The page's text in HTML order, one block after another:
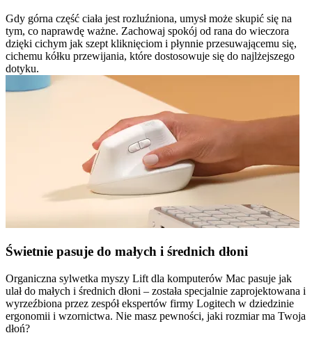
Gdy górna część ciała jest rozluźniona, umysł może skupić się na
tym, co naprawdę ważne. Zachowaj spokój od rana do wieczora
dzięki cichym jak szept kliknięciom i płynnie przesuwającemu się,
cichemu kółku przewijania, które dostosowuje się do najlżejszego
dotyku.
Świetnie pasuje do małych i średnich dłoni
Organiczna sylwetka myszy Lift dla komputerów Mac pasuje jak
ulał do małych i średnich dłoni – została specjalnie zaprojektowana i
wyrzeźbiona przez zespół ekspertów firmy Logitech w dziedzinie
ergonomii i wzornictwa. Nie masz pewności, jaki rozmiar ma Twoja
dłoń?